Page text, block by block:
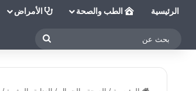
الرئيسية الطب والصحة الأمراض
بحث